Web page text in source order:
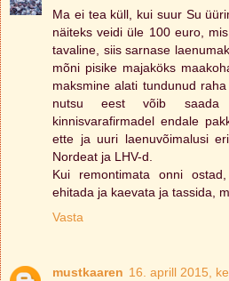
Ma ei tea küll, kui suur Su
näiteks veidi üle 100 euro,
tavaline, siis sarnase
mõni pisike majaköks
maksmine alati tundunud
nutsu eest võib saada
kinnisvarafirmadel endale
ette ja uuri laenuvõimalusi
Nordeat ja LHV-d.
Kui remontimata onni
ehitada ja kaevata ja tassida,
Vasta
mustkaaren 16. aprill 2015,